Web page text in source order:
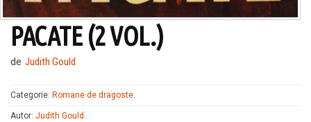
PACATE (2 VOL.)
de Judith Gould
Categorie: Romane de dragoste.
Autor: Judith Gould .